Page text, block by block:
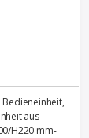
aus
H220 mm-